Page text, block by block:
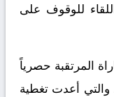
للوقوف على
المرتقبة حصرياً
قناة الرياضية المغربية (3)، والتي أعدت تغطية